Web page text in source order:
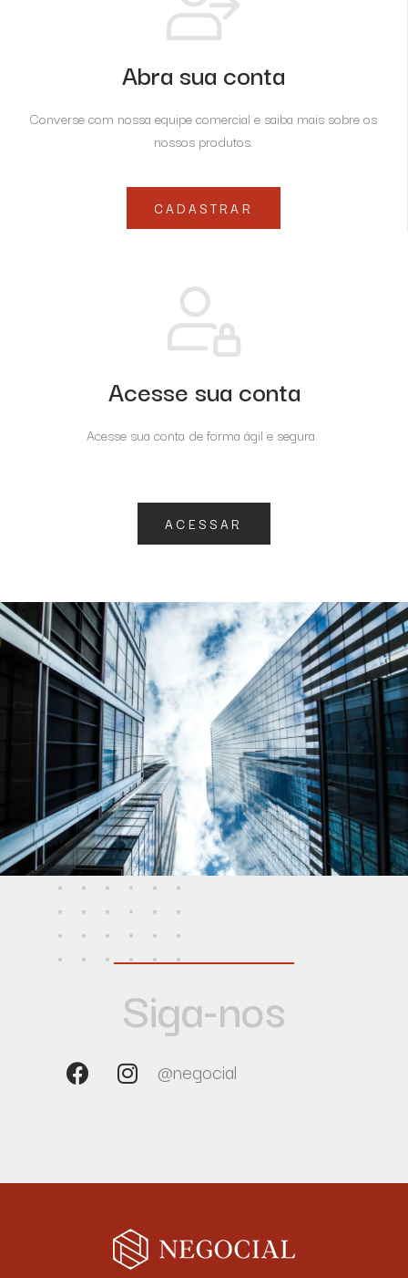
Abra sua conta
Converse com nossa equipe comercial e saiba mais sobre os
nossos produtos.
CADASTRAR
Acesse sua conta
Acesse sua conta de forma ágil e segura.
ACESSAR
Siga-nos
@negocial